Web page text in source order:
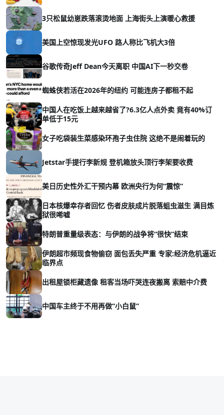
3只松鼠幼崽跌落滚烫地面 上海街头上演暖心救援
美国上空惊现发光UFO 路人称比飞机大3倍
谷歌传奇Jeff Dean今天离职 中国AI下一秒交卷
蜘蛛侠若活在2026年的纽约 可能连房子都租不起
中国人在吃饭上越来越省了?6.3亿人点外卖 竟有40%订
单低于15元
女子吃袋装生菜感染环孢子虫住院 这绝不是闹着玩的
Jetstar手提行李新规 登机箱放头顶行李架要收费
美日历史性外汇干预内幕 欧洲央行为何“震惊”
日本核爆幸存者回忆 伤者皮肤成片脱落蛆虫滋生 满目炼
狱很唏嘘
特朗普重量级表态：与伊朗的战争将“很快”结束
伊朗超市频现食物偷窃 面包丢失严重 专家:经济危机逼近
临界点
出租屋锁柜藏遗像 租客当场吓哭连夜搬离 索赔中介费
中国车主终于不用再做“小白鼠”